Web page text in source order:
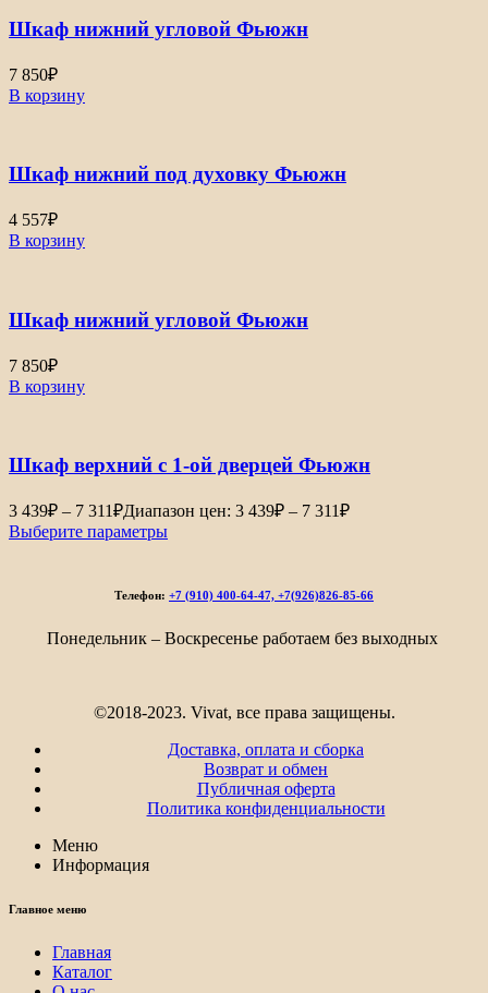
Шкаф нижний угловой Фьюжн
7 850₽
В корзину
Шкаф нижний под духовку Фьюжн
4 557₽
В корзину
Шкаф нижний угловой Фьюжн
7 850₽
В корзину
Шкаф верхний с 1-ой дверцей Фьюжн
3 439₽ – 7 311₽Диапазон цен: 3 439₽ – 7 311₽
Выберите параметры
Телефон: +7 (910) 400-64-47, +7(926)826-85-66
Понедельник – Воскресенье работаем без выходных
©2018-2023. Vivat, все права защищены.
Доставка, оплата и сборка
Возврат и обмен
Публичная оферта
Политика конфиденциальности
Меню
Информация
Главное меню
Главная
Каталог